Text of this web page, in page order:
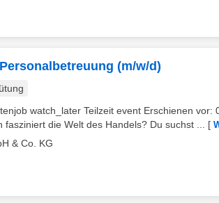
(m/w/d)
watch_later Teilzeit event Erschienen
fasziniert die Welt des Handels? Du suchst ... [
& Co. KG